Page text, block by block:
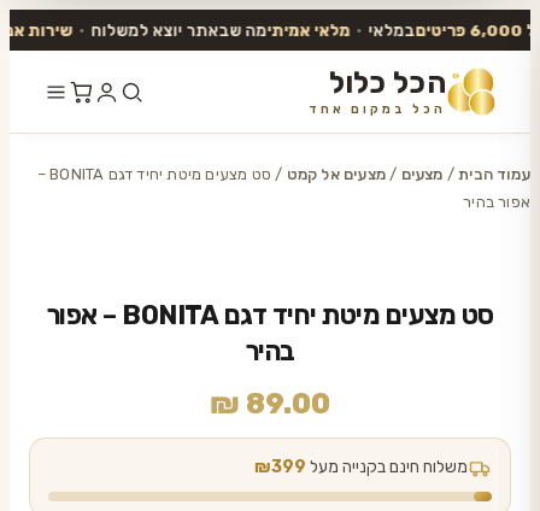
במלאי • מלאי אמיתימה שבאתר יוצא למשלוח • שירות אנושי
הכל כלול
הכל במקום אחד
לתוכן
עמוד הבית/ מצעים /מצעים אל קמט
/ סט מצעים מיטת יחיד דגם BONITA –
אפור בהיר
סט מצעים מיטת יחיד דגם BONITA – אפור
בהיר
₪ 89.00
משלוח חינם בקנייה מעל ₪399